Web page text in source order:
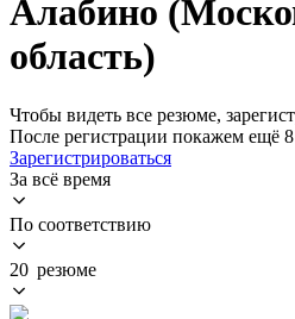
Алабино
область)
Чтобы видеть все резюме,
После регистрации покажем ещё
Зарегистрироваться
За всё время
По соответствию
20 резюме